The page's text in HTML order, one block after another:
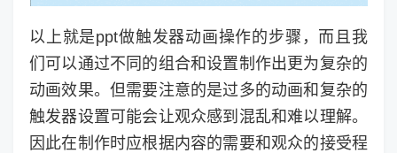
以上就是ppt做触发器动画操作的步骤，而且我
们可以通过不同的组合和设置制作出更为复杂的
动画效果。但需要注意的是过多的动画和复杂的
触发器设置可能会让观众感到混乱和难以理解。
因此在制作时应根据内容的需要和观众的接受程